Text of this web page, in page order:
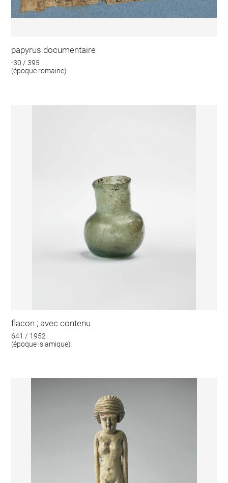
papyrus documentaire
-30 / 395
(époque romaine)
flacon ; avec contenu
641 / 1952
(époque islamique)